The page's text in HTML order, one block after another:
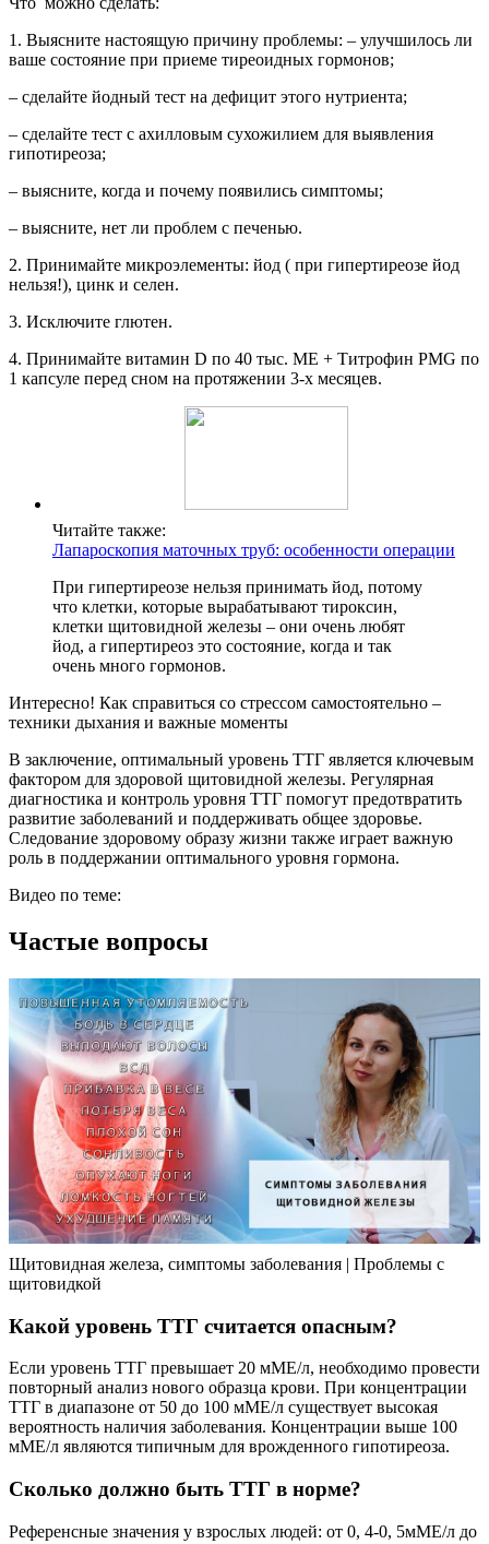
1. Выясните настоящую причину проблемы: – улучшилось ли
ваше состояние при приеме тиреоидных гормонов;
– сделайте йодный тест на дефицит этого нутриента;
– сделайте тест с ахилловым сухожилием для выявления
гипотиреоза;
– выясните, когда и почему появились симптомы;
– выясните, нет ли проблем с печенью.
2. Принимайте микроэлементы: йод ( при гипертиреозе йод
нельзя!), цинк и селен.
3. Исключите глютен.
4. Принимайте витамин D по 40 тыс. МЕ + Титрофин PMG по
1 капсуле перед сном на протяжении 3-х месяцев.
Читайте также:
Лапароскопия маточных труб: особенности операции
При гипертиреозе нельзя принимать йод, потому
что клетки, которые вырабатывают тироксин,
клетки щитовидной железы – они очень любят
йод, а гипертиреоз это состояние, когда и так
очень много гормонов.
Интересно! Как справиться со стрессом самостоятельно –
техники дыхания и важные моменты
В заключение, оптимальный уровень ТТГ является ключевым
фактором для здоровой щитовидной железы. Регулярная
диагностика и контроль уровня ТТГ помогут предотвратить
развитие заболеваний и поддерживать общее здоровье.
Следование здоровому образу жизни также играет важную
роль в поддержании оптимального уровня гормона.
Видео по теме:
Частые вопросы
Щитовидная железа, симптомы заболевания | Проблемы с
щитовидкой
Какой уровень ТТГ считается опасным?
Если уровень ТТГ превышает 20 мМЕ/л, необходимо провести
повторный анализ нового образца крови. При концентрации
ТТГ в диапазоне от 50 до 100 мМЕ/л существует высокая
вероятность наличия заболевания. Концентрации выше 100
мМЕ/л являются типичным для врожденного гипотиреоза.
Сколько должно быть ТТГ в норме?
Референсные значения у взрослых людей: от 0, 4-0, 5мМЕ/л до